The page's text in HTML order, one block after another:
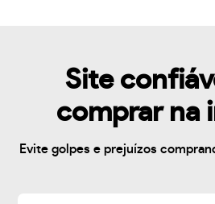
Site
comprar na
Evite golpes e prejuízos